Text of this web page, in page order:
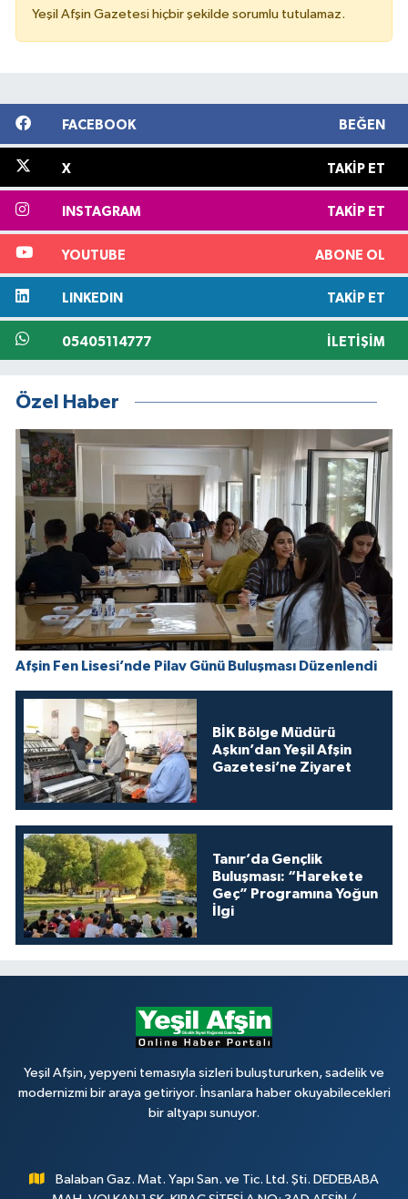
Yeşil Afşin Gazetesi hiçbir şekilde sorumlu tutulamaz.
FACEBOOK BEĞEN
X TAKIP ET
INSTAGRAM TAKIP ET
YOUTUBE ABONE OL
LINKEDIN TAKIP ET
05405114777 İLETIŞIM
Özel Haber
Afşin Fen Lisesi’nde Pilav Günü Buluşması Düzenlendi
BİK Bölge Müdürü
Aşkın’dan Yeşil Afşin
Gazetesi’ne Ziyaret
Tanır’da Gençlik
Buluşması: “Harekete
Geç” Programına Yoğun
İlgi
Yeşil Afşin, yepyeni temasıyla sizleri buluştururken, sadelik ve
modernizmi bir araya getiriyor. İnsanlara haber okuyabilecekleri
bir altyapı sunuyor.
Balaban Gaz. Mat. Yapı San. ve Tic. Ltd. Şti. DEDEBABA